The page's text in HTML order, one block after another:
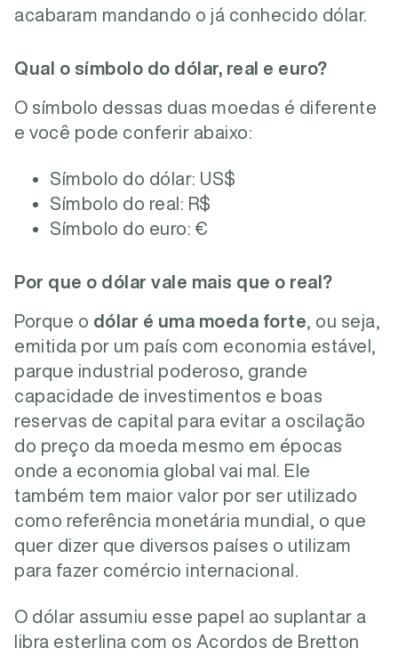
acabaram mandando o já conhecido dólar.
Qual o símbolo do dólar, real e euro?
O símbolo dessas duas moedas é diferente
e você pode conferir abaixo:
Símbolo do dólar: US$
Símbolo do real: R$
Símbolo do euro: €
Por que o dólar vale mais que o real?
Porque o dólar é uma moeda forte , ou seja,
emitida por um país com economia estável,
parque industrial poderoso, grande
capacidade de investimentos e boas
reservas de capital para evitar a oscilação
do preço da moeda mesmo em épocas
onde a economia global vai mal. Ele
também tem maior valor por ser utilizado
como referência monetária mundial, o que
quer dizer que diversos países o utilizam
para fazer comércio internacional.
O dólar assumiu esse papel ao suplantar a
libra esterlina com os Acordos de Bretton